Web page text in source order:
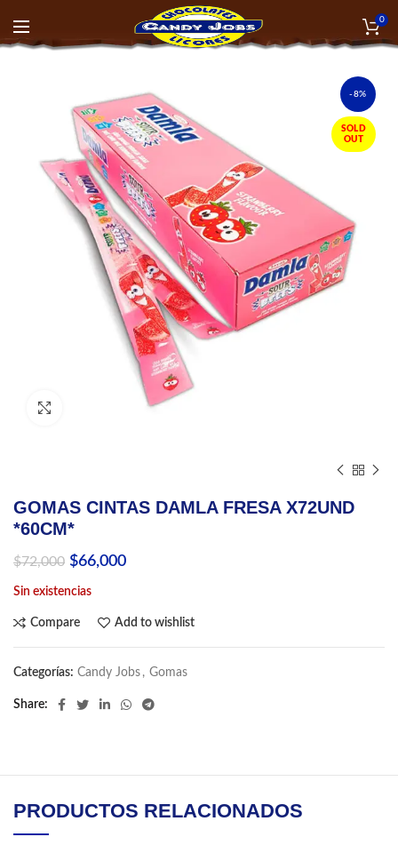
0
-8%
SOLD
OUT
GOMAS CINTAS DAMLA FRESA X72UND
*60CM*
$72,000 El
original
era:
$66,000El
es:
Sin existencias
Compare Add to wishlist
Categorías: Candy Jobs , Gomas
Share
PRODUCTOS RELACIONADOS